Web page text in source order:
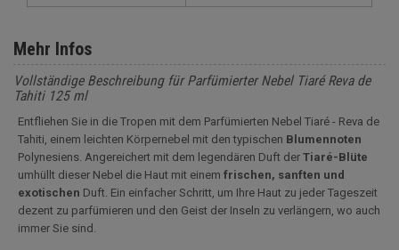
Mehr Infos
Vollständige Beschreibung für Parfümierter Nebel Tiaré Reva de
Tahiti 125 ml
Entfliehen Sie in die Tropen mit dem Parfümierten Nebel Tiaré - Reva de
Tahiti, einem leichten Körpernebel mit den typischen Blumennoten
Polynesiens. Angereichert mit dem legendären Duft der Tiaré-Blüte
umhüllt dieser Nebel die Haut mit einem frischen, sanften und
exotischen Duft. Ein einfacher Schritt, um Ihre Haut zu jeder Tageszeit
dezent zu parfümieren und den Geist der Inseln zu verlängern, wo auch
immer Sie sind.